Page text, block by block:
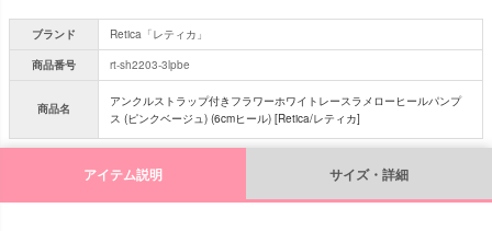
ブランド
Retica「レティカ」
商品番号
rt-sh2203-3lpbe
商品名
アンクルストラップ付きフラワーホワイトレースラメローヒールパンプ
ス (ピンクベージュ) (6cmヒール) [Retica/レティカ]
アイテム説明 サイズ・詳細